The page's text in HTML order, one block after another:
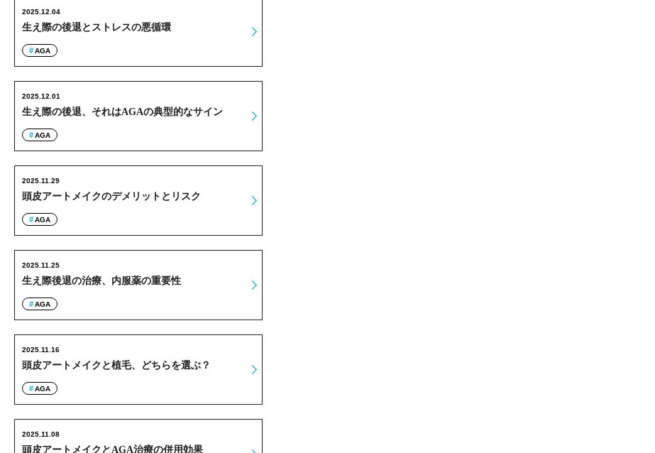
生え際の後退とストレスの悪循環
2025.12.04
AGA
生え際の後退、それはAGAの典型的なサイン
2025.12.01
AGA
頭皮アートメイクのデメリットとリスク
2025.11.29
AGA
生え際後退の治療、内服薬の重要性
2025.11.25
AGA
頭皮アートメイクと植毛、どちらを選ぶ？
2025.11.16
AGA
頭皮アートメイクとAGA治療の併用効果
2025.11.08